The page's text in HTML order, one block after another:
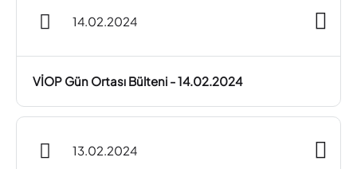
14.02.2024
VİOP Gün Ortası Bülteni - 14.02.2024
13.02.2024